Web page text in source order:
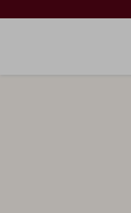
CHARGEMENT…